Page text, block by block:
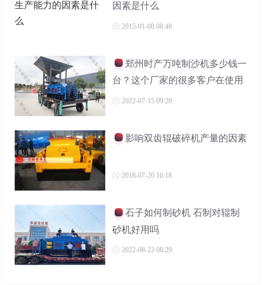
因素是什么
2015-01-08 08:48
郑州时产万吨制沙机多少钱一
台？这个厂家的很多客户在使用
2022-07-15 09:20
影响双齿辊破碎机产量的因素
2018-07-20 16:18
石子如何制砂机 石制对辊制
砂机好用吗
2022-08-22 08:29